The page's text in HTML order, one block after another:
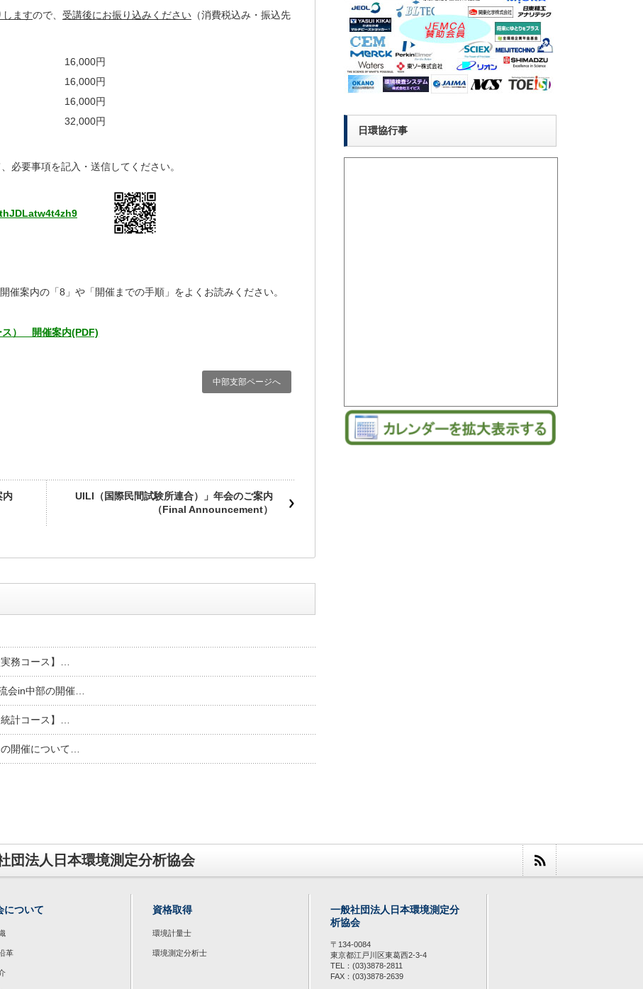
ますので、 受講後にお振り込みください （消費税込み・振込先
16,000円
16,000円
16,000円
32,000円
要事項を記入・送信してください。
案内の「8」や「開催までの手順」をよくお読みください。
ス） 開催案内(PDF)
中部支部ページへ
内
UILI（国際民間試験所連合）」年会のご案内
（Final Announcement）
務コース】…
会in中部の開催…
計コース】…
開催について…
日環協行事
団法人日本環境測定分析協会
について
革
資格取得
環境計量士
環境測定分析士
一般社団法人日本環境測定分
析協会
〒134-0084
東京都江戸川区東葛西2-3-4
TEL：(03)3878-2811
FAX：(03)3878-2639